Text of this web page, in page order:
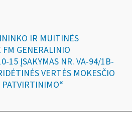
IR MUITINĖS
GENERALINIO
15 ĮSAKYMAS NR. VA-94/1B-
VERTĖS MOKESČIO